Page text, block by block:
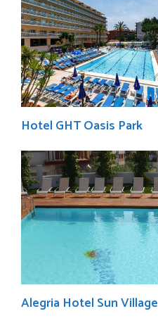
Hotel GHT Oasis Park
Alegria Hotel Sun Village